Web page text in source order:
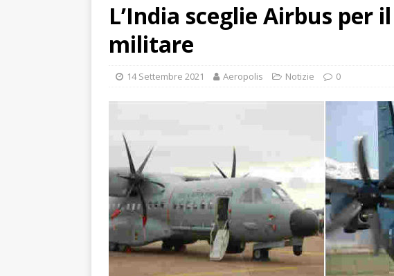
L’India sceglie Airbus per
militare
14 Settembre 2021 Aeropolis Notizie 0